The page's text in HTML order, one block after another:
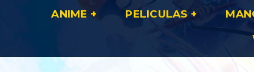
ANIME PELICULAS